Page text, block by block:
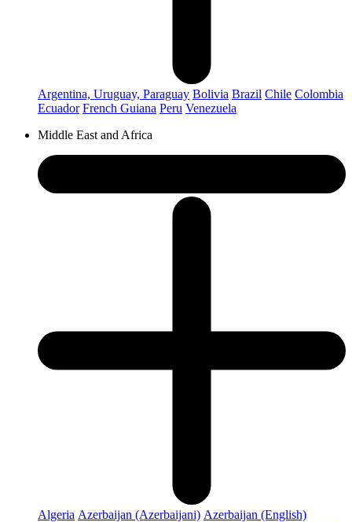
Argentina, Uruguay, Paraguay Bolivia Brazil Chile Colombia
Ecuador French Guiana Peru Venezuela
Middle East and Africa
Algeria Azerbaijan (Azerbaijani) Azerbaijan (English)